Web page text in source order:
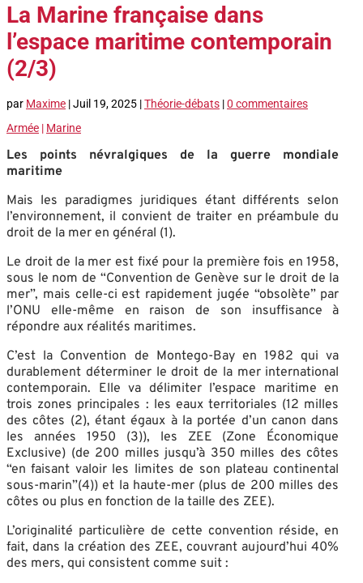
La Marine française dans
l’espace maritime contemporain
(2/3)
par Maxime |Juil 19, 2025 |Théorie-débats |0 commentaires
Armée | Marine
Les points névralgiques de la guerre mondiale
maritime
Mais les paradigmes juridiques étant différents selon
l’environnement, il convient de traiter en préambule du
droit de la mer en général (1).
Le droit de la mer est fixé pour la première fois en 1958,
sous le nom de “Convention de Genève sur le droit de la
mer”, mais celle-ci est rapidement jugée “obsolète” par
l’ONU elle-même en raison de son insuffisance à
répondre aux réalités maritimes.
C’est la Convention de Montego-Bay en 1982 qui va
durablement déterminer le droit de la mer international
contemporain. Elle va délimiter l’espace maritime en
trois zones principales : les eaux territoriales (12 milles
des côtes (2), étant égaux à la portée d’un canon dans
les années 1950 (3)), les ZEE (Zone Économique
Exclusive) (de 200 milles jusqu’à 350 milles des côtes
“en faisant valoir les limites de son plateau continental
sous-marin”(4)) et la haute-mer (plus de 200 milles des
côtes ou plus en fonction de la taille des ZEE).
L’originalité particulière de cette convention réside, en
fait, dans la création des ZEE, couvrant aujourd’hui 40%
des mers, qui consistent comme suit :